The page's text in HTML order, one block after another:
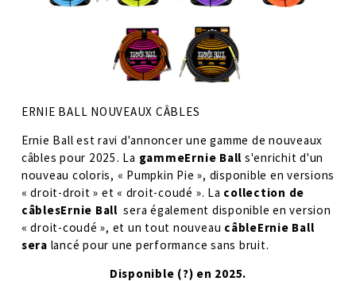
ERNIE BALL NOUVEAUX CÂBLES
Ernie Ball est ravi d'annoncer une gamme de nouveaux
câbles pour 2025. La gammeErnie Ball s'enrichit d'un
nouveau coloris, « Pumpkin Pie », disponible en versions
« droit-droit » et « droit-coudé ». La collection de
câblesErnie Ball sera également disponible en version
« droit-coudé », et un tout nouveau câbleErnie Ball
sera lancé pour une performance sans bruit.
Disponible (?) en 2025.